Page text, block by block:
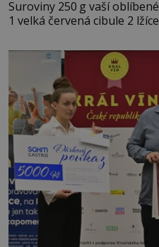
Suroviny 250 g vaší oblíbené čočky 150 g cherry rajčátek
1 velká červená cibule 2 lžíce